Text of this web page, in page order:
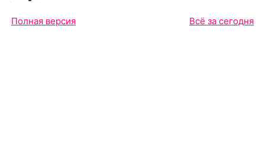
Полная версия Всё за сегодня